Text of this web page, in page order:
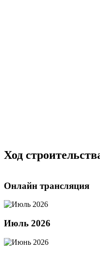
Ход
Онлайн трансляция
Июль 2026